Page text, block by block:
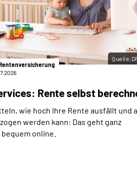
Rente selbst
wie hoch Ihre Rente ausfällt und
werden kann: Das geht ganz
online.